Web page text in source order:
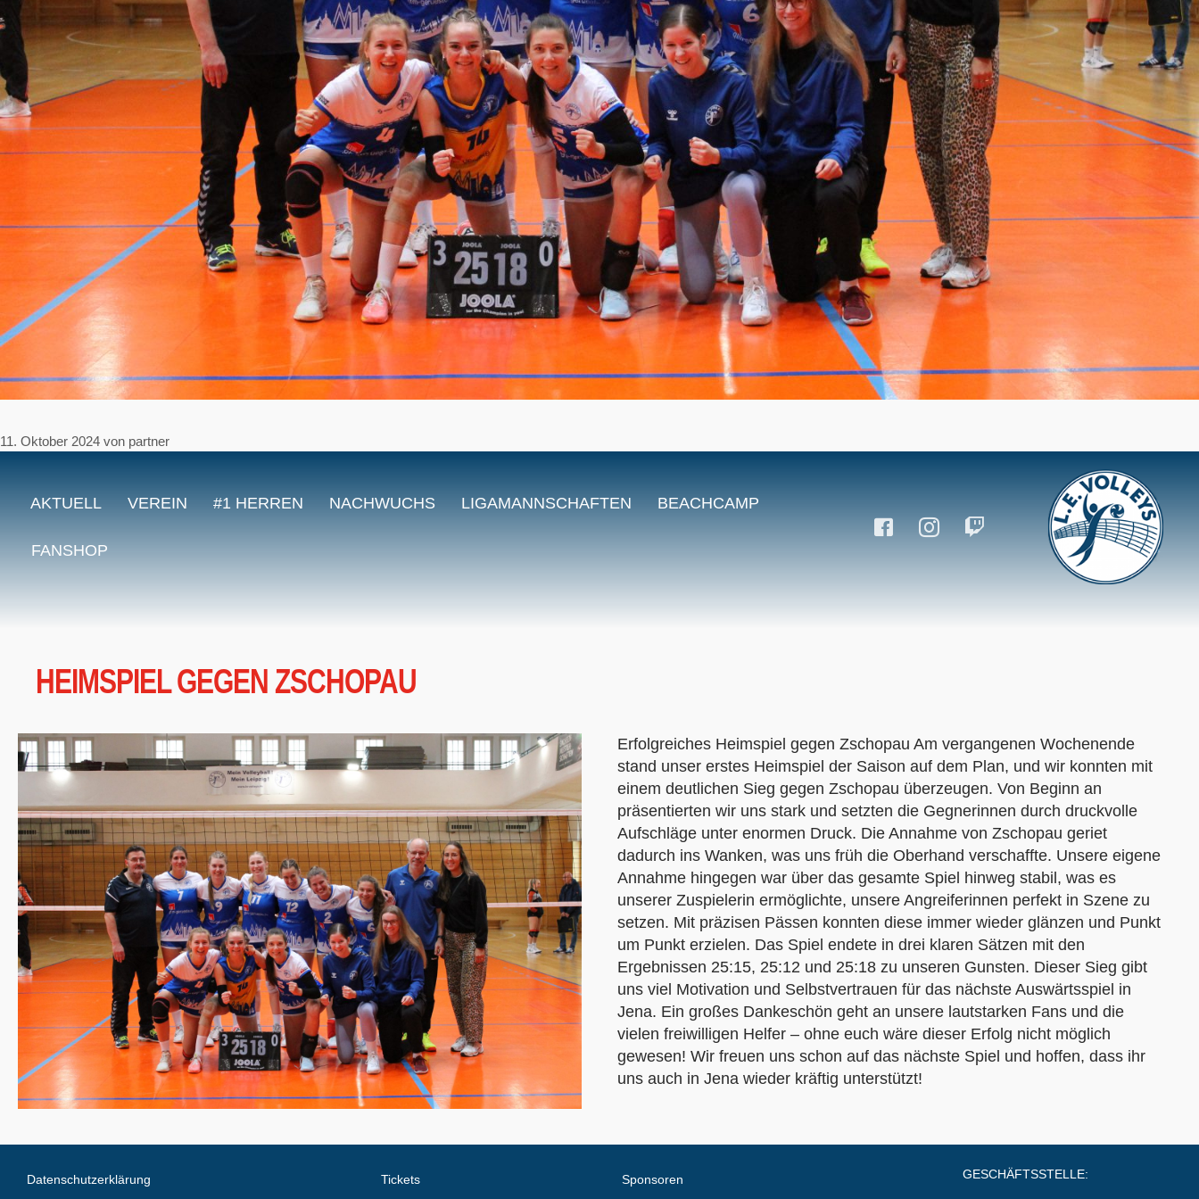
11. Oktober 2024 von partner
AKTUELL VEREIN #1 HERREN NACHWUCHS LIGAMANNSCHAFTEN BEACHCAMP
FANSHOP
HEIMSPIEL GEGEN ZSCHOPAU
Erfolgreiches Heimspiel gegen Zschopau Am vergangenen Wochenende
stand unser erstes Heimspiel der Saison auf dem Plan, und wir konnten mit
einem deutlichen Sieg gegen Zschopau überzeugen. Von Beginn an
präsentierten wir uns stark und setzten die Gegnerinnen durch druckvolle
Aufschläge unter enormen Druck. Die Annahme von Zschopau geriet
dadurch ins Wanken, was uns früh die Oberhand verschaffte. Unsere eigene
Annahme hingegen war über das gesamte Spiel hinweg stabil, was es
unserer Zuspielerin ermöglichte, unsere Angreiferinnen perfekt in Szene zu
setzen. Mit präzisen Pässen konnten diese immer wieder glänzen und Punkt
um Punkt erzielen. Das Spiel endete in drei klaren Sätzen mit den
Ergebnissen 25:15, 25:12 und 25:18 zu unseren Gunsten. Dieser Sieg gibt
uns viel Motivation und Selbstvertrauen für das nächste Auswärtsspiel in
Jena. Ein großes Dankeschön geht an unsere lautstarken Fans und die
vielen freiwilligen Helfer – ohne euch wäre dieser Erfolg nicht möglich
gewesen! Wir freuen uns schon auf das nächste Spiel und hoffen, dass ihr
uns auch in Jena wieder kräftig unterstützt!
Datenschutzerklärung Tickets Sponsoren GESCHÄFTSSTELLE: